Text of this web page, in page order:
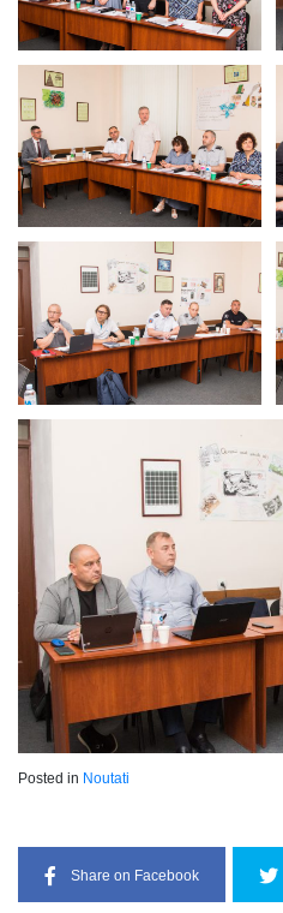
Posted in Noutati
Share on Facebook